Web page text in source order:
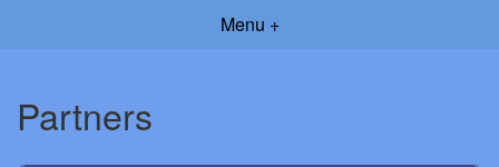
Menu +
Partners